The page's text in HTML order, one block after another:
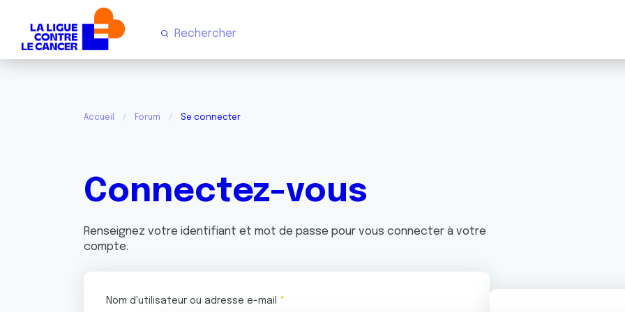
Accueil Forum Se connecter
Connectez-vous
Renseignez votre identifiant et mot de passe pour vous connecter à votre
compte.
Nom d'utilisateur ou adresse e-mail